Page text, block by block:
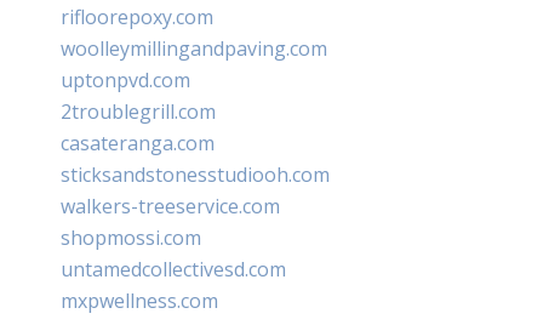
rifloorepoxy.com
woolleymillingandpaving.com
uptonpvd.com
2troublegrill.com
casateranga.com
sticksandstonesstudiooh.com
walkers-treeservice.com
shopmossi.com
untamedcollectivesd.com
mxpwellness.com